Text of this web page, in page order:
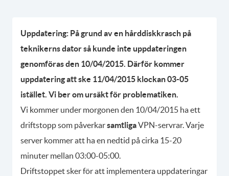
Uppdatering: På grund av en hårddiskkrasch på
teknikerns dator så kunde inte uppdateringen
genomföras den 10/04/2015. Därför kommer
uppdatering att ske 11/04/2015 klockan 03-05
istället. Vi ber om ursäkt för problematiken.
Vi kommer under morgonen den 10/04/2015 ha ett
driftstopp som påverkarsamtligaVPN-servrar. Varje
server kommer att ha en nedtid på cirka 15-20
minuter mellan 03:00-05:00.
Driftstoppet sker för att implementera uppdateringar